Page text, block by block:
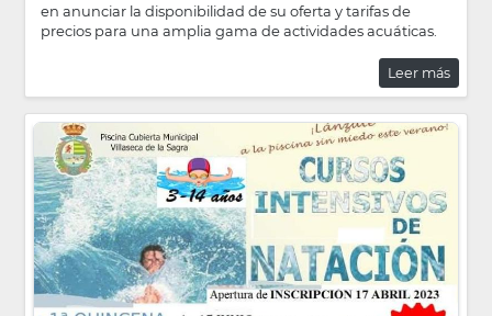
en anunciar la disponibilidad de su oferta y tarifas de
precios para una amplia gama de actividades acuáticas.
Leer más